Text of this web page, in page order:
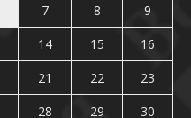
7 8
9
14 15
16
21 22
23
28 29
30